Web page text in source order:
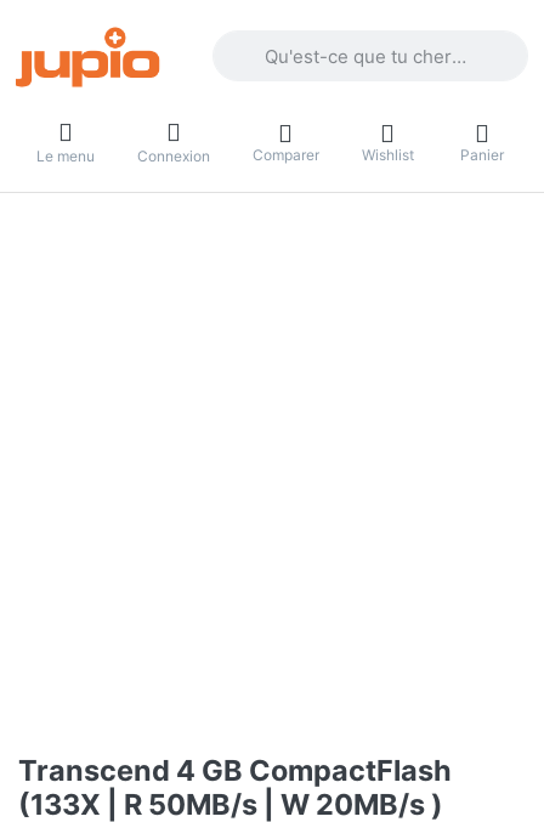
Le menu Connexion Comparer Wishlist Panier
Transcend 4 GB CompactFlash
(133X | R 50MB/s | W 20MB/s )